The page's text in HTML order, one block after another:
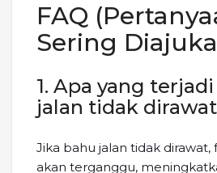
FAQ
Sering
1. Apa yang
jalan tidak
Jika bahu jalan tidak dirawat,
akan terganggu,